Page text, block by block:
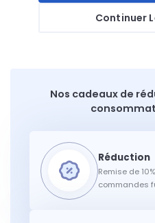
Continuer
Nos cadeaux de
Remise de
commandes